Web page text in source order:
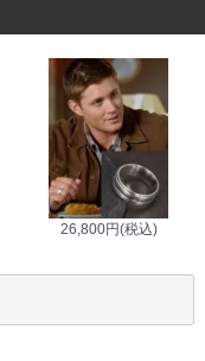
26,800円(税込)